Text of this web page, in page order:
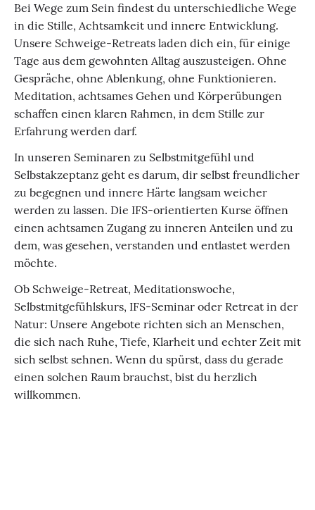
Bei Wege zum Sein findest du unterschiedliche Wege
in die Stille, Achtsamkeit und innere Entwicklung.
Unsere Schweige-Retreats laden dich ein, für einige
Tage aus dem gewohnten Alltag auszusteigen. Ohne
Gespräche, ohne Ablenkung, ohne Funktionieren.
Meditation, achtsames Gehen und Körperübungen
schaffen einen klaren Rahmen, in dem Stille zur
Erfahrung werden darf.
In unseren Seminaren zu Selbstmitgefühl und
Selbstakzeptanz geht es darum, dir selbst freundlicher
zu begegnen und innere Härte langsam weicher
werden zu lassen. Die IFS-orientierten Kurse öffnen
einen achtsamen Zugang zu inneren Anteilen und zu
dem, was gesehen, verstanden und entlastet werden
möchte.
Ob Schweige-Retreat, Meditationswoche,
Selbstmitgefühlskurs, IFS-Seminar oder Retreat in der
Natur: Unsere Angebote richten sich an Menschen,
die sich nach Ruhe, Tiefe, Klarheit und echter Zeit mit
sich selbst sehnen. Wenn du spürst, dass du gerade
einen solchen Raum brauchst, bist du herzlich
willkommen.